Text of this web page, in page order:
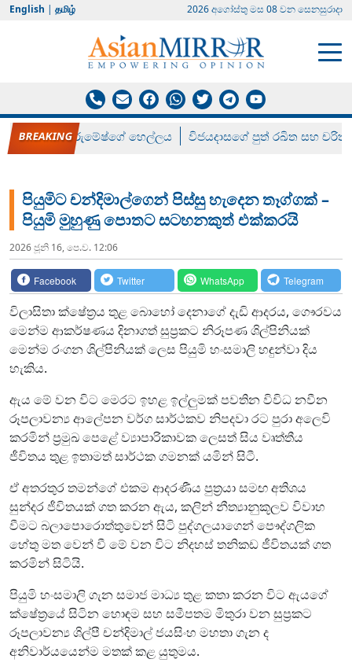
English | தமிழ் 2026 අගෝස්‍තු මස 08 වන සෙනසුරාදා
රන් ගෙනා රුමේෂ්ගේ හෙල්ලය විජයදාසගේ පුත් රඛිත සහ චරිත්
පියුමිට චන්දිමාල්ගෙන් පිස්සු හැදෙන තෑග්ගක් –
පියුමි මුහුණු පොතට සටහනකුත් එක්කරයි
2026 ජූනි 16, පෙ.ව. 12:06
Facebook Twitter WhatsApp Telegram
විලාසිතා ක්ෂේත්‍රය තුළ බොහෝ දෙනාගේ දැඩි ආදරය, ගෞරවය
මෙන්ම ආකර්ෂණය දිනාගත් සුප්‍රකට නිරූපණ ශිල්පිනියක්
මෙන්ම රංගන ශිල්පිනියක් ලෙස පියුමි හංසමාලි හඳුන්වා දිය
හැකිය.
ඇය මේ වන විට මෙරට ඉහළ ඉල්ලුමක් පවතින විවිධ නවීන
රූපලාවන්‍ය ආලේපන වර්ග සාර්ථකව නිපදවා රට පුරා අලෙවි
කරමින් ප්‍රමුඛ පෙළේ ව්‍යාපාරිකාවක ලෙසත් සිය වෘත්තීය
ජීවිතය තුළ ඉතාමත් සාර්ථක ගමනක් යමින් සිටී.
ඒ අතරතුර තමන්ගේ එකම ආදරණීය පුත්‍රයා සමඟ අතිශය
සුන්දර ජීවිතයක් ගත කරන ඇය, කලින් නීත්‍යානුකූලව විවාහ
වීමට බලාපොරොත්තුවෙන් සිටි පුද්ගලයාගෙන් පෞද්ගලික
හේතු මත වෙන් වී මේ වන විට නිදහස් තනිකඩ ජීවිතයක් ගත
කරමින් සිටියි.
පියුමි හංසමාලි ගැන සමාජ මාධ්‍ය තුළ කතා කරන විට ඇයගේ
ක්ෂේත්‍රයේ සිටින හොඳම සහ සමීපතම මිතුරා වන සුප්‍රකට
රූපලාවන්‍ය ශිල්පී චන්දිමාල් ජයසිංහ මහතා ගැන ද
අනිවාර්යයෙන්ම මතක් කළ යුතුමය.